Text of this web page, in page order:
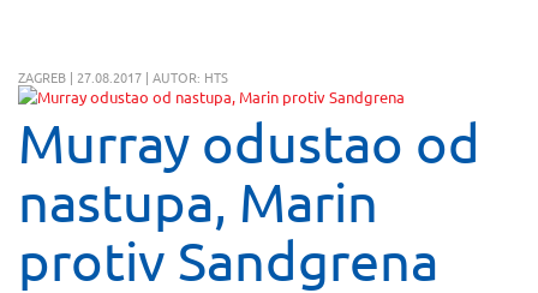
ZAGREB | 27.08.2017 | AUTOR: HTS
Murray odustao od
nastupa, Marin
protiv Sandgrena